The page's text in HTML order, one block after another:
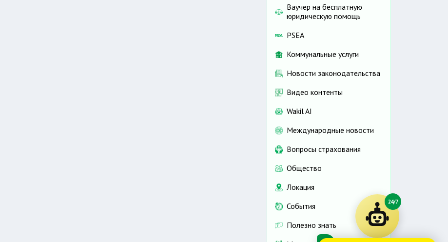
Ваучер на бесплатную
юридическую помощь
PSEA
Коммунальные услуги
Новости законодательства
Видео контенты
Wakil AI
Международные новости
Вопросы страхования
Общество
Локация
События
Полезно знать
24/7